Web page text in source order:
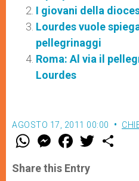
I giovani della
Lourdes vuole
pellegrinaggi
Roma: Al via il
Lourdes
AGOSTO 17, 2011 00:00
W
t
s
M
e
s
e
F
a
e
b
w
Share this Entry